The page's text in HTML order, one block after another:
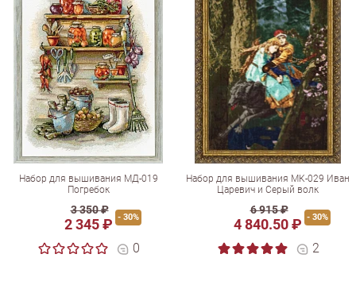
Набор для вышивания МД-019
Погребок
3 350 ₽
2 345 ₽ - 30%
0
Набор для вышивания МК-029 Иван
Царевич и Серый волк
6 915 ₽
4 840.50 ₽ - 30%
2